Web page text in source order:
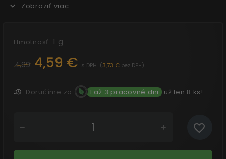
jemným rebrovaním, ktoré sú navyše tolerantné
Zobraziť viac
Hmotnosť: 1 g
4,99 4,59 € s DPH (3,73 € bez DPH)
Doručíme za 1 až 3 pracovné dni už len 8 ks!